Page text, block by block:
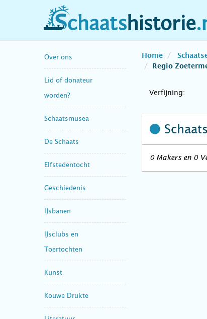
schaatshistorie.nl
Over ons
Lid of donateur
worden?
Schaatsmusea
De Schaats
Elfstedentocht
Geschiedenis
IJsbanen
IJsclubs en
Toertochten
Kunst
Kouwe Drukte
Home
Regio
Verfijning:
0 Makers en 0